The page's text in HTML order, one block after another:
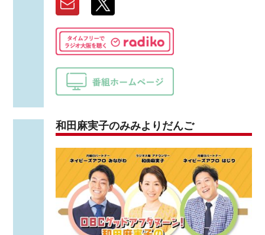
和田麻実子のみみよりだんご